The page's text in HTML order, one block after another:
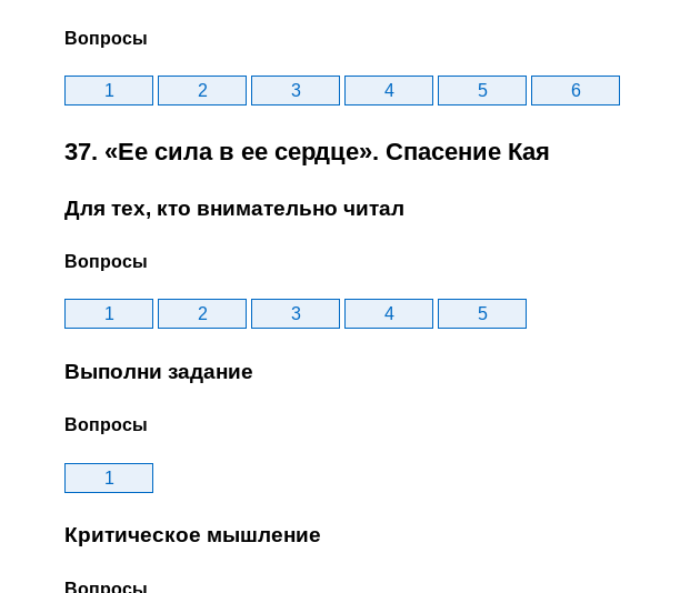
Вопросы
1 2 3 4 5 6
37. «Ее сила в ее сердце». Спасение Кая
Для тех, кто внимательно читал
Вопросы
1 2 3 4 5
Выполни задание
Вопросы
1
Критическое мышление
Вопросы